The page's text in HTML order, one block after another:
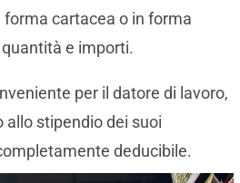
cartacea o in forma
e importi.
per il datore di lavoro,
stipendio dei suoi
deducibile.